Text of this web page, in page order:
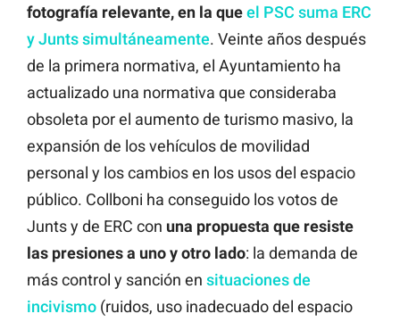
fotografía relevante, en la queel PSC suma ERC
y Junts simultáneamente. Veinte años después
de la primera normativa, el Ayuntamiento ha
actualizado una normativa que consideraba
obsoleta por el aumento de turismo masivo, la
expansión de los vehículos de movilidad
personal y los cambios en los usos del espacio
público. Collboni ha conseguido los votos de
Junts y de ERC con una propuesta que resiste
las presiones a uno y otro lado: la demanda de
más control y sanción en situaciones de
incivismo (ruidos, uso inadecuado del espacio